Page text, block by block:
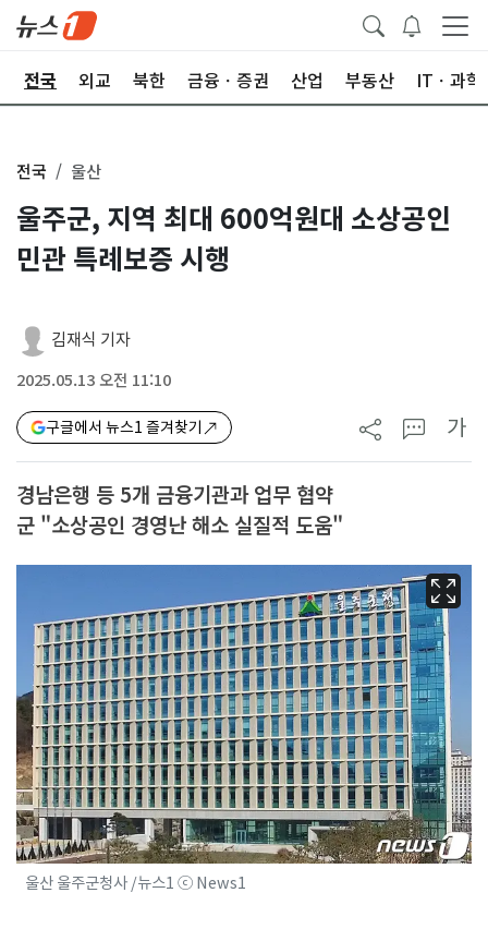
전국 외교 북한 금융ㆍ증권 산업 부동산 ITㆍ과학
전국 울산
울주군, 지역 최대 600억원대 소상공인
민관 특례보증 시행
김재식 기자
2025.05.13 오전 11:10
구글에서 뉴스1 즐겨찾기 가
경남은행 등 5개 금융기관과 업무 협약
군 "소상공인 경영난 해소 실질적 도움"
울산 울주군청사 /뉴스1 ⓒ News1